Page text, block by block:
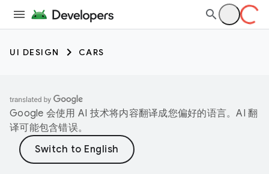
UI DESIGN CARS
Google 会使用 AI 技术将内容翻译成您偏好的语言。AI 翻
译可能包含错误。